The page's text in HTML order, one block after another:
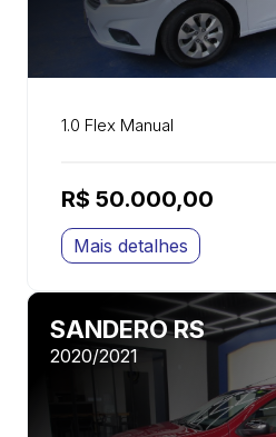
1.0 Flex Manual
R$ 50.000,00
Mais detalhes
SANDERO RS
2020/2021